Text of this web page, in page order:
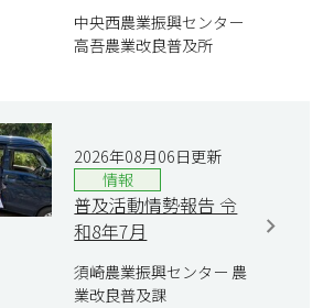
中央西農業振興センター
高吾農業改良普及所
2026年08月06日更新
情報
普及活動情勢報告 令
和8年7月
須崎農業振興センター 農
業改良普及課